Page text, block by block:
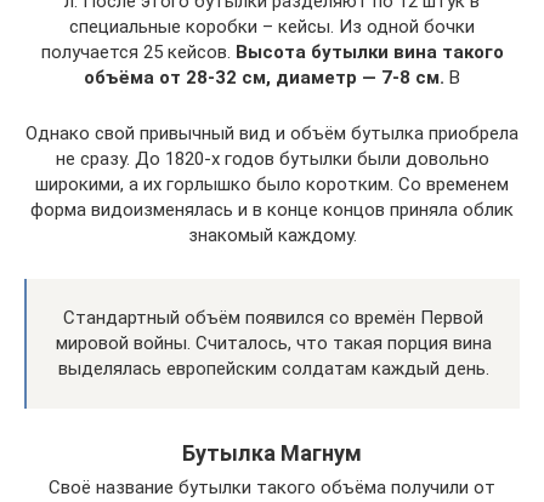
специальные коробки – кейсы. Из одной бочки
получается 25 кейсов. Высота бутылки вина такого
объёма от 28-32 см, диаметр — 7-8 см. В
Однако свой привычный вид и объём бутылка приобрела
не сразу. До 1820-х годов бутылки были довольно
широкими, а их горлышко было коротким. Со временем
форма видоизменялась и в конце концов приняла облик
знакомый каждому.
Стандартный объём появился со времён Первой
мировой войны. Считалось, что такая порция вина
выделялась европейским солдатам каждый день.
Бутылка Магнум
Своё название бутылки такого объёма получили от